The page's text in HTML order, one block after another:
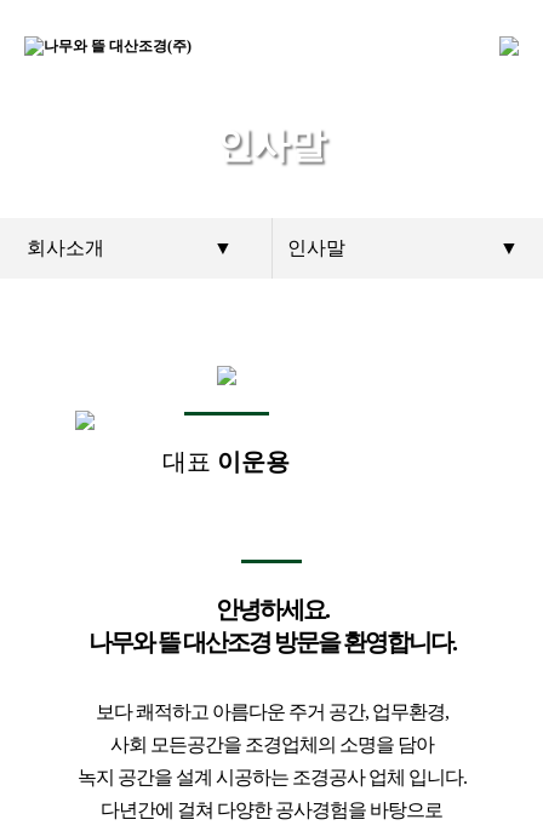
인사말
회사소개 ▼ 인사말 ▼
대표 이운용
안녕하세요.
나무와 뜰 대산조경 방문을 환영합니다.
보다 쾌적하고 아름다운 주거 공간, 업무환경,
사회 모든공간을 조경업체의 소명을 담아
녹지 공간을 설계 시공하는 조경공사 업체 입니다.
다년간에 걸쳐 다양한 공사경험을 바탕으로